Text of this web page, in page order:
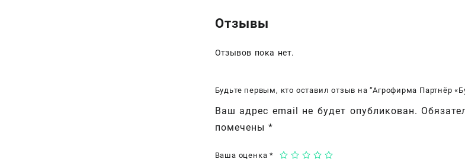
Отзывы
Отзывов пока нет.
Будьте первым, кто оставил отзыв на “Агрофирма Партнёр
Ваш адрес email не будет опубликован.
помечены*
Ваша оценка*